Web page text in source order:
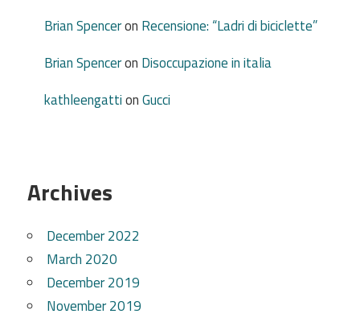
Brian Spenceron Recensione: “Ladri di biciclette”
Brian Spenceron Disoccupazione in italia
kathleengattionGucci
Archives
December 2022
March 2020
December 2019
November 2019